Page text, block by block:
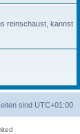
reinschaust, kannst
sind UTC+01:00